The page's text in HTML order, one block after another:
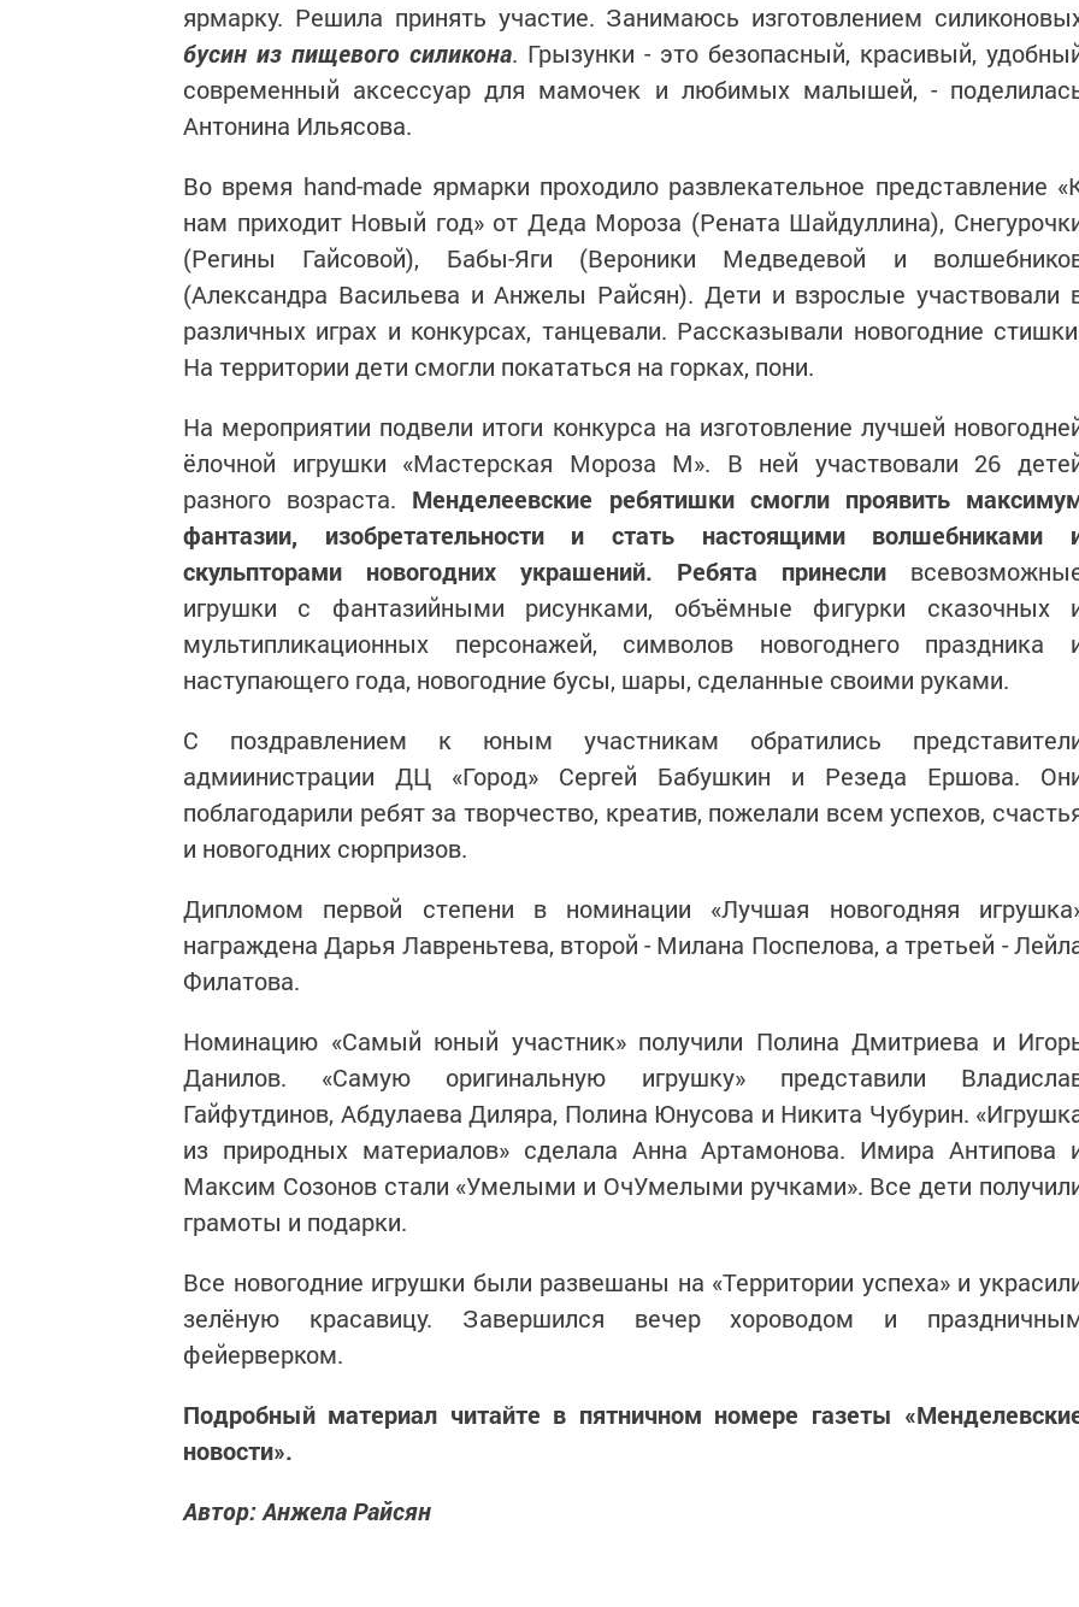
ярмарку. Решила принять участие. Занимаюсь изготовлением
бусин из пищевого силикона. Грызунки - это безопасный, красивый,
современный аксессуар для мамочек и любимых малышей, -
Антонина Ильясова.
Во время hand-made ярмарки проходило развлекательное представление
нам приходит Новый год» от Деда Мороза (Рената Шайдуллина),
(Регины Гайсовой), Бабы-Яги (Вероники Медведевой и
(Александра Васильева и Анжелы Райсян). Дети и взрослые участвовали
различных играх и конкурсах, танцевали. Рассказывали новогодние
На территории дети смогли покататься на горках, пони.
На мероприятии подвели итоги конкурса на изготовление лучшей
ёлочной игрушки «Мастерская Мороза М». В ней участвовали 26
разного возраста. Менделеевские ребятишки смогли проявить
фантазии, изобретательности и стать настоящими волшебниками
скульпторами новогодних украшений. Ребята принесли
игрушки с фантазийными рисунками, объёмные фигурки сказочных
мультипликационных персонажей, символов новогоднего праздника
наступающего года, новогодние бусы, шары, сделанные своими руками.
С поздравлением к юным участникам обратились
адмиинистрации ДЦ «Город» Сергей Бабушкин и Резеда Ершова.
поблагодарили ребят за творчество, креатив, пожелали всем успехов,
и новогодних сюрпризов.
Дипломом первой степени в номинации «Лучшая новогодняя
награждена Дарья Лавреньтева, второй - Милана Поспелова, а третьей -
Филатова.
Номинацию «Самый юный участник» получили Полина Дмитриева и
Данилов. «Самую оригинальную игрушку» представили
Гайфутдинов, Абдулаева Диляра, Полина Юнусова и Никита Чубурин.
из природных материалов» сделала Анна Артамонова. Имира Антипова
Максим Созонов стали «Умелыми и ОчУмелыми ручками». Все дети
грамоты и подарки.
Все новогодние игрушки были развешаны на «Территории успеха» и
зелёную красавицу. Завершился вечер хороводом и
фейерверком.
Подробный материал читайте в пятничном номере газеты
новости».
Автор: Анжела Райсян